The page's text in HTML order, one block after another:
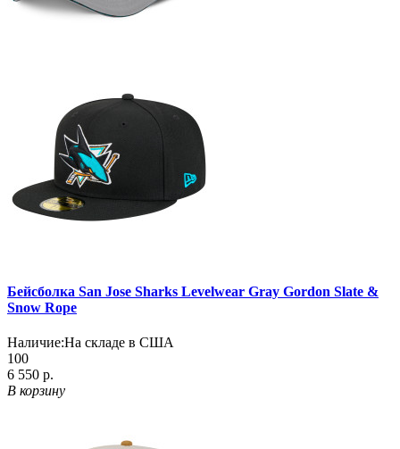
Бейсболка San Jose Sharks Levelwear Gray Gordon Slate &
Snow Rope
Наличие:На складе в США
100
6 550 р.
В корзину